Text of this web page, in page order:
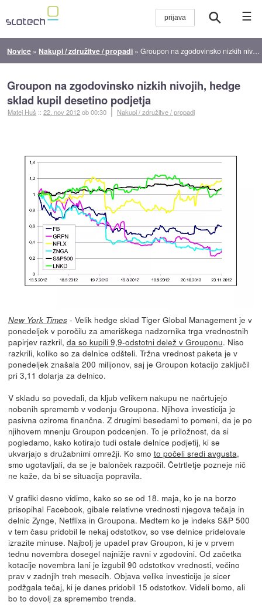
☰
Novice » Nakupi / združitve / propadi »Groupon na zgodovinsko nizkih nivojih, hedge sklad kupil desetino podjetja
Groupon na zgodovinsko nizkih nivojih, hedge
sklad kupil desetino podjetja
Matej Huš ::22. nov 2012ob 00:30 Nakupi / združitve / propadi
New York Times- Velik hedge sklad Tiger Global Management je v
ponedeljek v poročilu za ameriškega nadzornika trga vrednostnih
papirjev razkril, da so kupili 9,9-odstotni delež v Grouponu. Niso
razkrili, koliko so za delnice odšteli. Tržna vrednost paketa je v
ponedeljek znašala 200 milijonov, saj je Groupon kotacijo zaključil
pri 3,11 dolarja za delnico.
V skladu so povedali, da kljub velikem nakupu ne načrtujejo
nobenih sprememb v vodenju Groupona. Njihova investicija je
pasivna oziroma finančna. Z drugimi besedami to pomeni, da je po
njihovem mnenju Groupon podcenjen. To je priložnost, da si
pogledamo, kako kotirajo tudi ostale delnice podjetij, ki se
ukvarjajo s družabnimi omrežji. Ko smo to počeli sredi avgusta,
smo ugotavljali, da se je balonček razpočil. Četrtletje pozneje nič
ne kaže, da bi se situacija popravila.
V grafiki desno vidimo, kako so se od 18. maja, ko je na borzo
prisopihal Facebook, gibale relativne vrednosti njegova tečaja in
delnic Zynge, Netflixa in Groupona. Medtem ko je indeks S&P 500
v tem času pridobil le nekaj odstotkov, so vse delnice pridelovale
izrazite minuse. Najbolj je upadel prav Groupon, ki je v prvem
tednu novembra dosegel najnižje ravni v zgodovini. Od začetka
kotacije novembra lani je izgubil 90 odstotkov vrednosti, večino
prav v zadnjih treh mesecih. Objava velike investicije je sicer
podžgala tečaj, ki je danes pridobil 15 odstotkov. Videli bomo, ali
bo to dovolj za spremembo trenda.